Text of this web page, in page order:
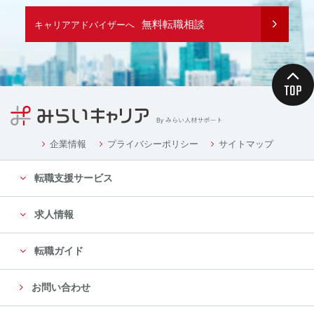
キャリアアドバイザーへ 無料転職相談
企業情報 プライバシーポリシー サイトマップ
転職支援サービス
求人情報
転職ガイド
お問い合わせ